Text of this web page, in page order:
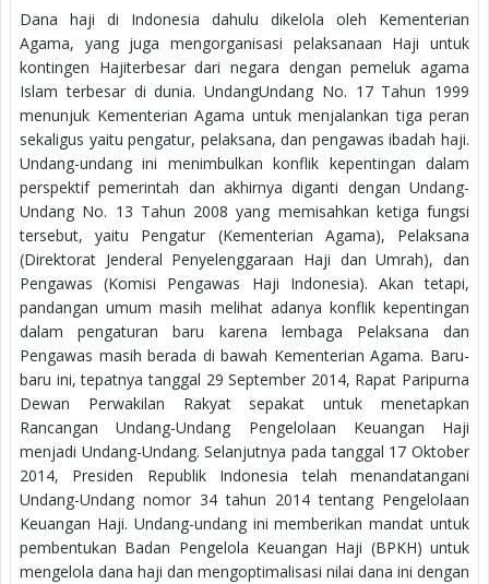
Dana haji di Indonesia dahulu dikelola oleh Kementerian
Agama, yang juga mengorganisasi pelaksanaan Haji untuk
kontingen Hajiterbesar dari negara dengan pemeluk agama
Islam terbesar di dunia. UndangUndang No. 17 Tahun 1999
menunjuk Kementerian Agama untuk menjalankan tiga peran
sekaligus yaitu pengatur, pelaksana, dan pengawas ibadah haji.
Undang-undang ini menimbulkan konflik kepentingan dalam
perspektif pemerintah dan akhirnya diganti dengan Undang-
Undang No. 13 Tahun 2008 yang memisahkan ketiga fungsi
tersebut, yaitu Pengatur (Kementerian Agama), Pelaksana
(Direktorat Jenderal Penyelenggaraan Haji dan Umrah), dan
Pengawas (Komisi Pengawas Haji Indonesia). Akan tetapi,
pandangan umum masih melihat adanya konflik kepentingan
dalam pengaturan baru karena lembaga Pelaksana dan
Pengawas masih berada di bawah Kementerian Agama. Baru-
baru ini, tepatnya tanggal 29 September 2014, Rapat Paripurna
Dewan Perwakilan Rakyat sepakat untuk menetapkan
Rancangan Undang-Undang Pengelolaan Keuangan Haji
menjadi Undang-Undang. Selanjutnya pada tanggal 17 Oktober
2014, Presiden Republik Indonesia telah menandatangani
Undang-Undang nomor 34 tahun 2014 tentang Pengelolaan
Keuangan Haji. Undang-undang ini memberikan mandat untuk
pembentukan Badan Pengelola Keuangan Haji (BPKH) untuk
mengelola dana haji dan mengoptimalisasi nilai dana ini dengan